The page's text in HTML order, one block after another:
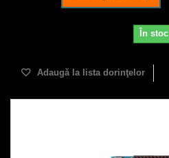
În stoc
Adaugă la lista dorinţelor